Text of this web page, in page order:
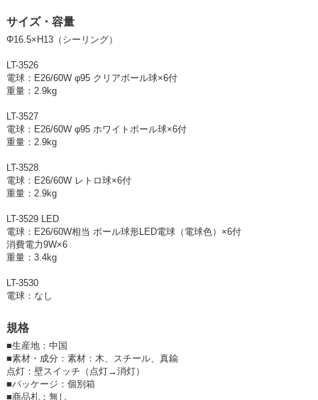
サイズ・容量
Φ16.5×H13（シーリング）
LT-3526
電球：E26/60W φ95 クリアボール球×6付
重量：2.9kg
LT-3527
電球：E26/60W φ95 ホワイトボール球×6付
重量：2.9kg
LT-3528
電球：E26/60W レトロ球×6付
重量：2.9kg
LT-3529 LED
電球：E26/60W相当 ボール球形LED電球（電球色）×6付
消費電力9W×6
重量：3.4kg
LT-3530
電球：なし
規格
■生産地：中国
■素材・成分：素材：木、スチール、真鍮
点灯：壁スイッチ（点灯→消灯）
■パッケージ：個別箱
■商品札：無し